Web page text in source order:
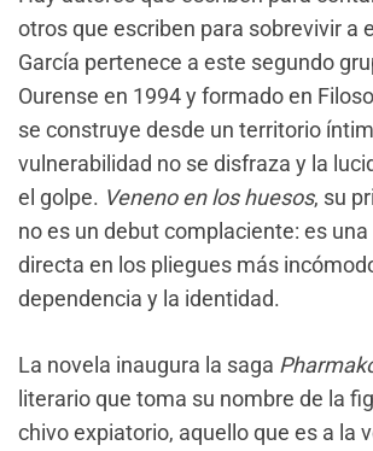
otros que escriben para sobrevivir a
García pertenece a este segundo
Ourense en 1994 y formado en
se construye desde un territorio
vulnerabilidad no se disfraza y la
el golpe. Veneno en los huesos, su
no es un debut complaciente: es
directa en los pliegues más
dependencia y la identidad.
La novela inaugura la saga
literario que toma su nombre de la
chivo expiatorio, aquello que es a la